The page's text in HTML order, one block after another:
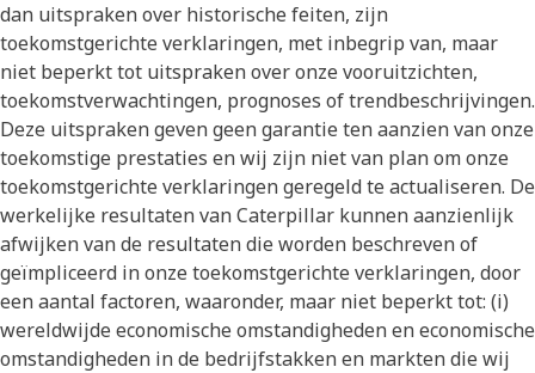
dan uitspraken over historische feiten, zijn
toekomstgerichte verklaringen, met inbegrip van, maar
niet beperkt tot uitspraken over onze vooruitzichten,
toekomstverwachtingen, prognoses of trendbeschrijvingen.
Deze uitspraken geven geen garantie ten aanzien van onze
toekomstige prestaties en wij zijn niet van plan om onze
toekomstgerichte verklaringen geregeld te actualiseren. De
werkelijke resultaten van Caterpillar kunnen aanzienlijk
afwijken van de resultaten die worden beschreven of
geïmpliceerd in onze toekomstgerichte verklaringen, door
een aantal factoren, waaronder, maar niet beperkt tot: (i)
wereldwijde economische omstandigheden en economische
omstandigheden in de bedrijfstakken en markten die wij